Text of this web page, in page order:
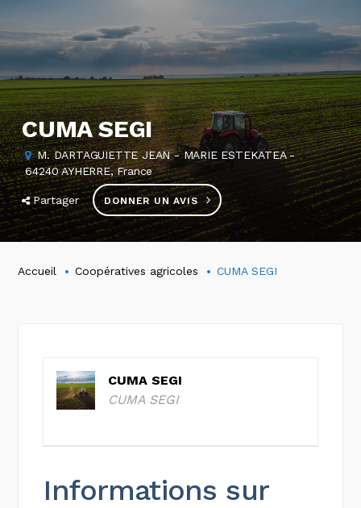
CUMA SEGI
M. DARTAGUIETTE JEAN - MARIE ESTEKATEA -
64240 AYHERRE, France
Partager DONNER UN AVIS
Accueil Coopératives agricoles CUMA SEGI
CUMA SEGI
CUMA SEGI
Informations sur